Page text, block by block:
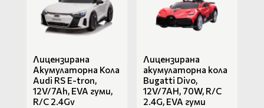
Лицензирана
Акумулаторна Кола
Audi RS Е-tron,
12V/7Ah, EVA гуми,
R/C 2.4Gv
Лицензирана
акумулаторна кола
Bugatti Divo,
12V/7AH, 70W, R/C
2.4G, EVA гуми